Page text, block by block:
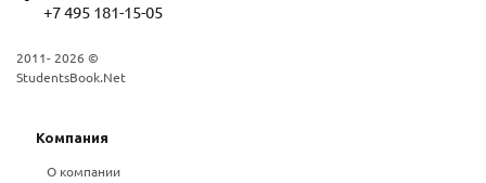
+7 495 181-15-05
2011- 2026 ©
StudentsBook.Net
Компания
О компании